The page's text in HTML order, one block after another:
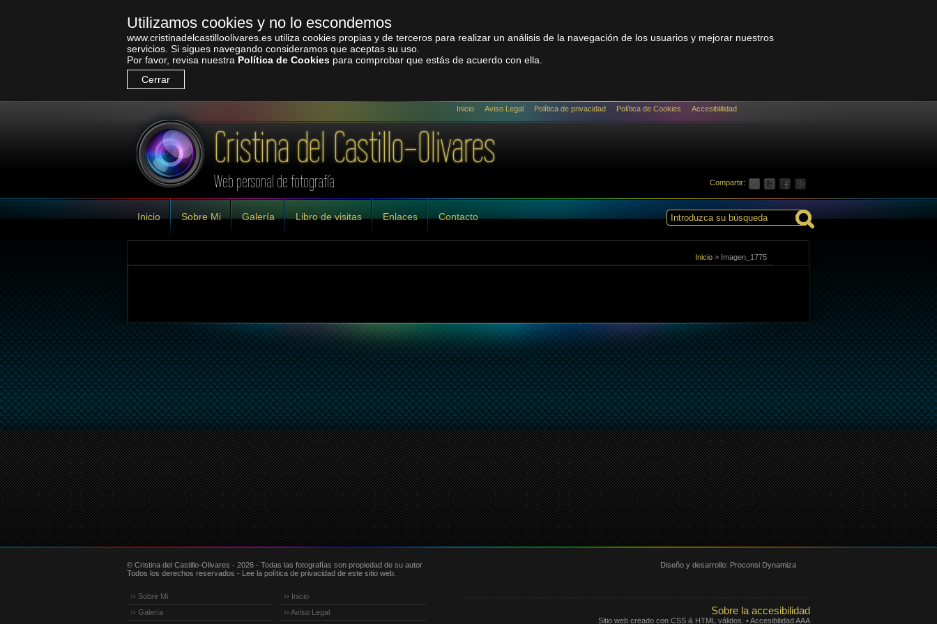
Utilizamos cookies y no lo escondemos
www.cristinadelcastilloolivares.es utiliza cookies propias y de terceros para realizar un análisis de la navegación de los usuarios y mejorar nuestros
servicios. Si sigues navegando consideramos que aceptas su uso.
Por favor, revisa nuestra Política de Cookies para comprobar que estás de acuerdo con ella.
Cerrar
Inicio Aviso Legal Política de privacidad Política de Cookies Accesiblilidad
Cristina del Castillo-Olivares
Web personal de fotografía Compartir:
Inicio Sobre Mi Galería Libro de visitas Enlaces Contacto
Inicio > Imagen_1775
© Cristina del Castillo-Olivares - 2026 - Todas las fotografías son propiedad de su autor
Todos los derechos reservados - Lee la política de privacidad de este sitio web.
Diseño y desarrollo: Proconsi Dynamiza
Sobre la accesibilidad
Sitio web creado con CSS & HTML válidos. • Accesibilidad AAA
›› Sobre Mi
›› Galería
›› Inicio
›› Aviso Legal